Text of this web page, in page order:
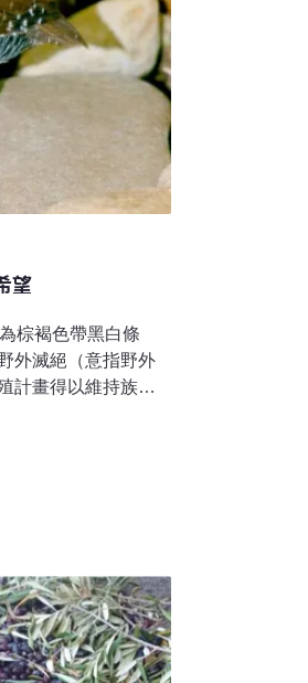
望
棕褐色帶黑白條
外滅絕（意指野外
計畫得以維持族
嚴重瀕危」
所改善。關島秧機
美國關島的外來入